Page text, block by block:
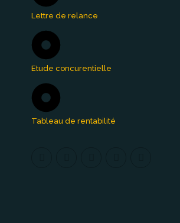
Lettre de relance
Etude concurentielle
Tableau de rentabilité